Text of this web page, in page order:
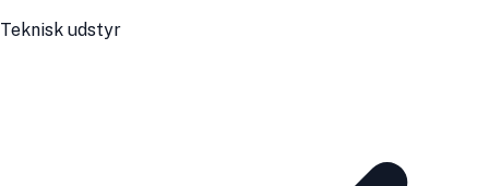
Teknisk udstyr